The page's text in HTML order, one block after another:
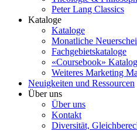
Peter Lang Classics
Kataloge
Kataloge
Monatliche
Fachgebietskataloge
«Coursebook»
Weiteres Marketing
Neuigkeiten und Ressourcen
Über uns
Über uns
Kontakt
Diversität,